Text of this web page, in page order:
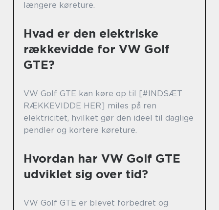
længere køreture.
Hvad er den elektriske
rækkevidde for VW Golf
GTE?
VW Golf GTE kan køre op til [#INDSÆT
RÆKKEVIDDE HER] miles på ren
elektricitet, hvilket gør den ideel til daglige
pendler og kortere køreture.
Hvordan har VW Golf GTE
udviklet sig over tid?
VW Golf GTE er blevet forbedret og